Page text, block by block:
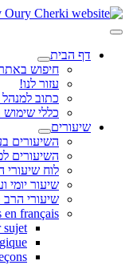
דף הבית
חיפוש
עזור לנו!
כתוב
כללי
שיעורים
השיעורים
השיעורים
לוח שיעורי
שיעור יומי
שיעורי הרב
en français
sujet